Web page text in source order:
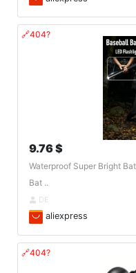
🔗404?
9.76 $
Waterproof Super Bright
Bat ..
DE
aliexpress
🔗404?